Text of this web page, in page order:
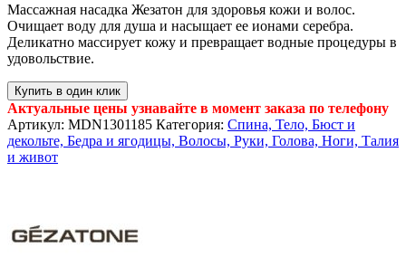
Массажная насадка Жезатон для здоровья кожи и волос.
Очищает воду для душа и насыщает ее ионами серебра.
Деликатно массирует кожу и превращает водные процедуры в
удовольствие.
Купить в один клик
Актуальные цены узнавайте в момент заказа по телефону
Артикул: MDN1301185 Категория: Спина, Тело, Бюст и
декольте, Бедра и ягодицы, Волосы, Руки, Голова, Ноги, Талия
и живот